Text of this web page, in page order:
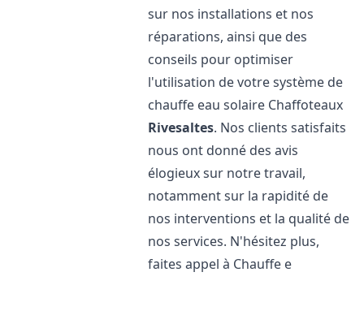
sur nos installations et nos
réparations, ainsi que des
conseils pour optimiser
l'utilisation de votre système de
chauffe eau solaire Chaffoteaux
Rivesaltes. Nos clients satisfaits
nous ont donné des avis
élogieux sur notre travail,
notamment sur la rapidité de
nos interventions et la qualité de
nos services. N'hésitez plus,
faites appel à Chauffe e